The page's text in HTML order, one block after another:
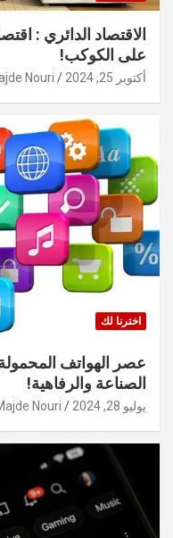
الاقتصاد الدائري :
على الكوكب!
أكتوبر 25, 2024 Nouri
اخترنا لك
عصر الهواتف
الصناعة والرفاهية!
يوليو 28, 2024 Nouri